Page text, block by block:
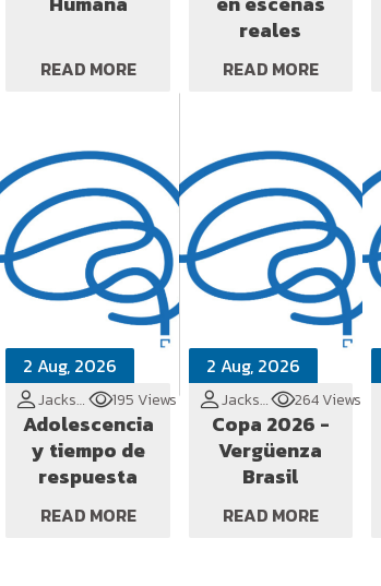
READ MORE
reales
READ MORE
2 Aug, 2026
Jackson Cionek 195 Views
Adolescencia
y tiempo de
respuesta
READ MORE
2 Aug, 2026
Jackson Cionek 264 Views
Copa 2026 -
Vergüenza
Brasil
READ MORE